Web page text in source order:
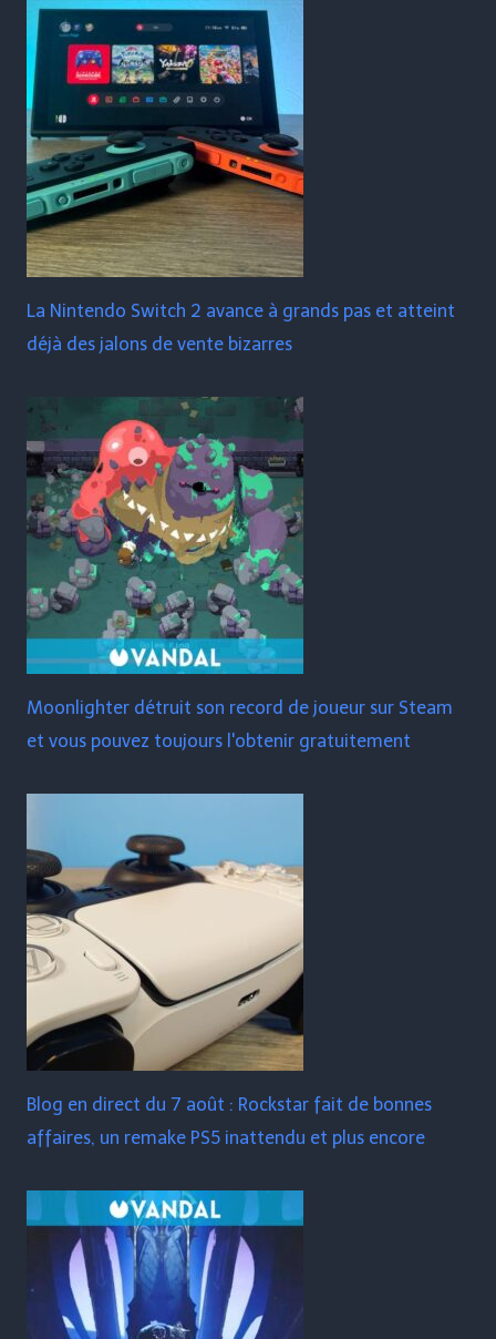
La Nintendo Switch 2 avance à grands pas et atteint
déjà des jalons de vente bizarres
Moonlighter détruit son record de joueur sur Steam
et vous pouvez toujours l'obtenir gratuitement
Blog en direct du 7 août : Rockstar fait de bonnes
affaires, un remake PS5 inattendu et plus encore